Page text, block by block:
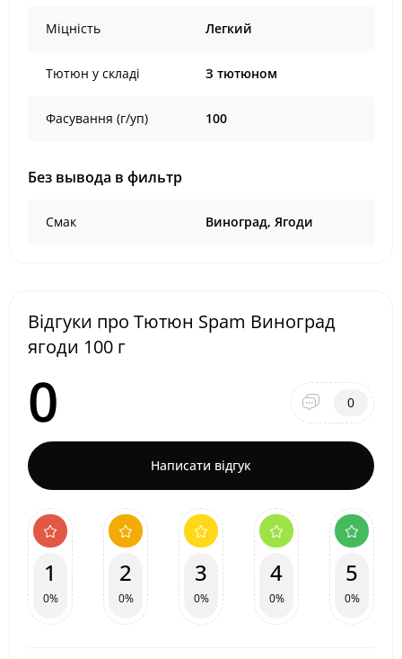
Міцність Легкий
Тютюн у складі З тютюном
Фасування (г/уп) 100
Без вывода в фильтр
Смак Виноград, Ягоди
Відгуки про Тютюн Spam Виноград
ягоди 100 г
0 0
Написати відгук
1
0%
2
0%
3
0%
4
0%
5
0%